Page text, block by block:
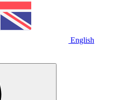
English